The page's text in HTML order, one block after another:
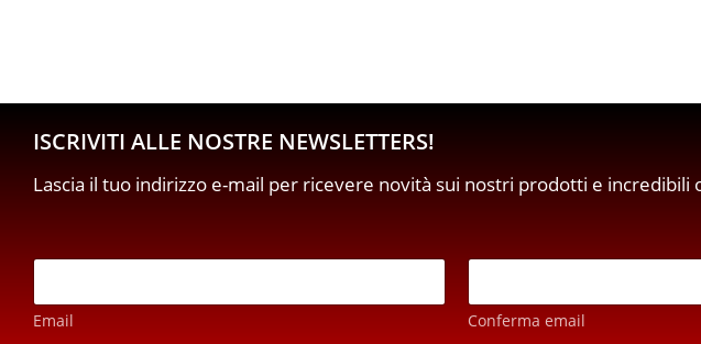
ISCRIVITI ALLE NOSTRE NEWSLETTERS!
Lascia il tuo indirizzo e-mail per ricevere novità sui nostri prodotti e
E
i
E
a
iEmail Conferma email